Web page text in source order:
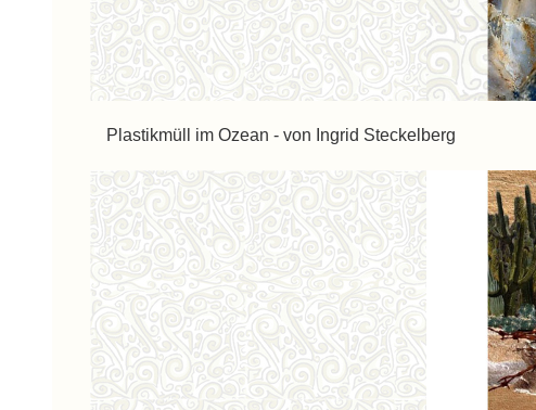
Plastikmüll im Ozean - von Ingrid Steckelberg